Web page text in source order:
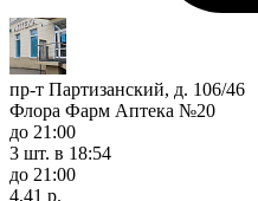
пр-т Партизанский, д. 106/46
Флора Фарм Аптека №20
до 21:00
3 шт. в 18:54
до 21:00
4,41 р.